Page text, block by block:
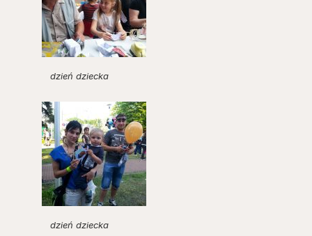
dzień dziecka
dzień dziecka